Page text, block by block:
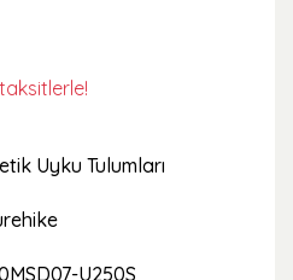
Uyku Tulumları
U250S